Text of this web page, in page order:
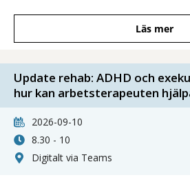
Läs mer
Update rehab: ADHD och
hur kan arbetsterapeuten
2026-09-10
8.30 - 10
Digitalt via Teams